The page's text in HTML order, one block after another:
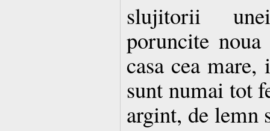
slujitorii
poruncite
casa cea mare,
sunt numai tot
argint, de lemn